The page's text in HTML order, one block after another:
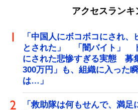
アクセスランキ
「中国人にボコボコにされ
とされた」 「闇バイト」
にされた悲惨すぎる実態 募
300万円」も、組織に入った
は…」
「救助隊は何もせんで、満足